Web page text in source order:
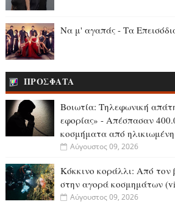
Να μ' αγαπάς - Τα
ΠΡΟΣΦΑΤΑ
Βοιωτία: Tηλεφωνική
εφορίας» - Απέσπασαν
κοσμήματα από
Αύγουστος 09, 2026
Κόκκινο κοράλλι: Από τον
στην αγορά κοσμημάτων
Αύγουστος 09, 2026